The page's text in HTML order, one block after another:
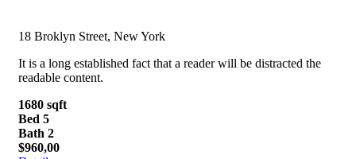
18 Broklyn Street, New York
It is a long established fact that a reader will be distracted the
readable content.
1680 sqft
Bed 5
Bath 2
$960,00